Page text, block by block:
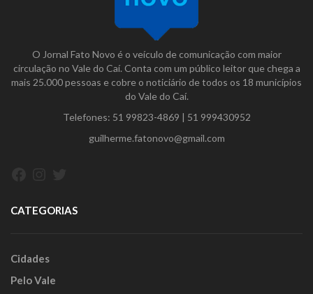
O Jornal Fato Novo é o veículo de comunicação com maior
circulação no Vale do Caí. Conta com um público leitor que chega a
mais 25.000 pessoas e cobre o noticiário de todos os 18 municípios
do Vale do Caí.
Telefones: 51 99823-4869 | 51 999430952
guilherme.fatonovo@gmail.com
CATEGORIAS
Cidades
Pelo Vale